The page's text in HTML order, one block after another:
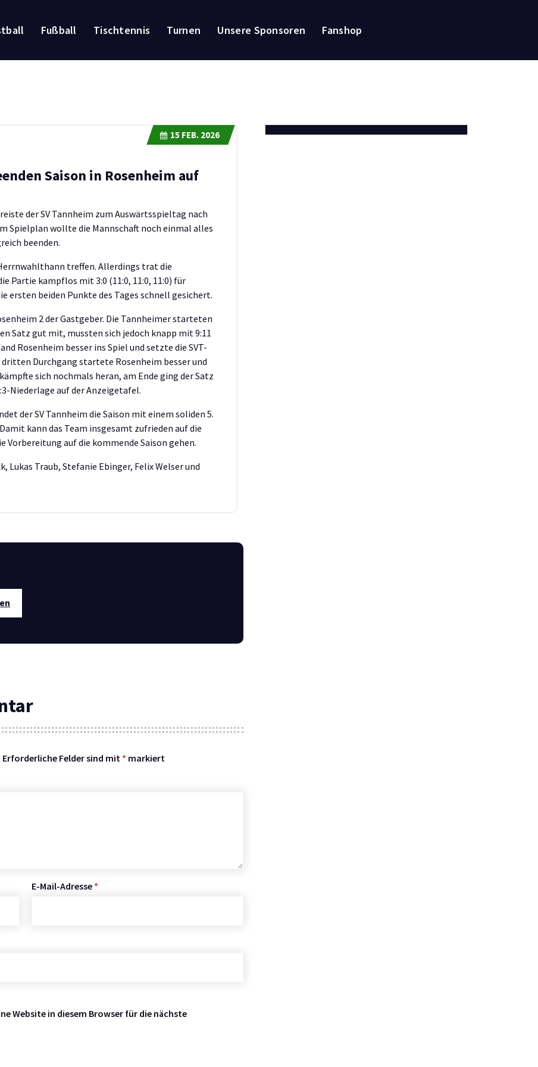
Fußball Tischtennis Turnen Unsere Sponsoren Fanshop
Saison in Rosenheim auf
der SV Tannheim zum Auswärtsspieltag nach
Spielplan wollte die Mannschaft noch einmal alles
beenden.
treffen. Allerdings trat die
Partie kampflos mit 3:0 (11:0, 11:0, 11:0) für
ersten beiden Punkte des Tages schnell gesichert.
2 der Gastgeber. Die Tannheimer starteten
Satz gut mit, mussten sich jedoch knapp mit 9:11
Rosenheim besser ins Spiel und setzte die SVT-
Durchgang startete Rosenheim besser und
sich nochmals heran, am Ende ging der Satz
Niederlage auf der Anzeigetafel.
der SV Tannheim die Saison mit einem soliden 5.
kann das Team insgesamt zufrieden auf die
auf die kommende Saison gehen.
Lukas Traub, Stefanie Ebinger, Felix Welser und
15 FEB. 2026
Erforderliche Felder sind mit * markiert
E-Mail-Adresse *
Website in diesem Browser für die nächste